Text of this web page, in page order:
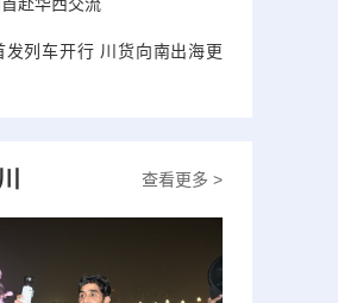
发列车开行 川货向南出海更
查看更多 >